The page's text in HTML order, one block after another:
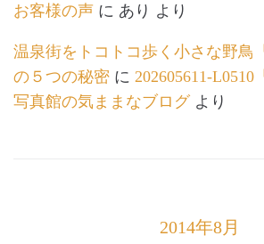
お客様の声 に あり より
温泉街をトコトコ歩く小さな野鳥
の５つの秘密 に 202605611-L0510
写真館の気ままなブログより
2014年8月